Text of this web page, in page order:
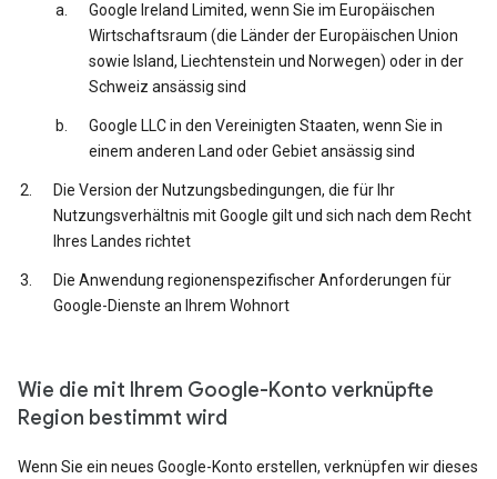
Google Ireland Limited, wenn Sie im Europäischen
Wirtschaftsraum (die Länder der Europäischen Union
sowie Island, Liechtenstein und Norwegen) oder in der
Schweiz ansässig sind
Google LLC in den Vereinigten Staaten, wenn Sie in
einem anderen Land oder Gebiet ansässig sind
Die Version der Nutzungsbedingungen, die für Ihr
Nutzungsverhältnis mit Google gilt und sich nach dem Recht
Ihres Landes richtet
Die Anwendung regionenspezifischer Anforderungen für
Google-Dienste an Ihrem Wohnort
Wie die mit Ihrem Google-Konto verknüpfte
Region bestimmt wird
Wenn Sie ein neues Google-Konto erstellen, verknüpfen wir dieses